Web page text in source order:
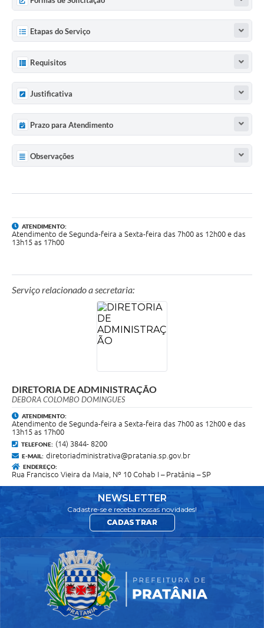
Etapas do Serviço
Requisitos
Justificativa
Prazo para Atendimento
Observações
ATENDIMENTO:
Atendimento de Segunda-feira a Sexta-feira das 7h00 as 12h00 e das
13h15 as 17h00
Serviço relacionado a secretaria:
DIRETORIA DE ADMINISTRAÇÃO
DEBORA COLOMBO DOMINGUES
ATENDIMENTO:
Atendimento de Segunda-feira a Sexta-feira das 7h00 as 12h00 e das
13h15 as 17h00
TELEFONE: (14) 3844- 8200
E-MAIL: diretoriadministrativa@pratania.sp.gov.br
ENDEREÇO:
Rua Francisco Vieira da Maia, Nº 10 Cohab I – Pratânia – SP
NEWSLETTER
Cadastre-se e receba nossas novidades!
CADASTRAR